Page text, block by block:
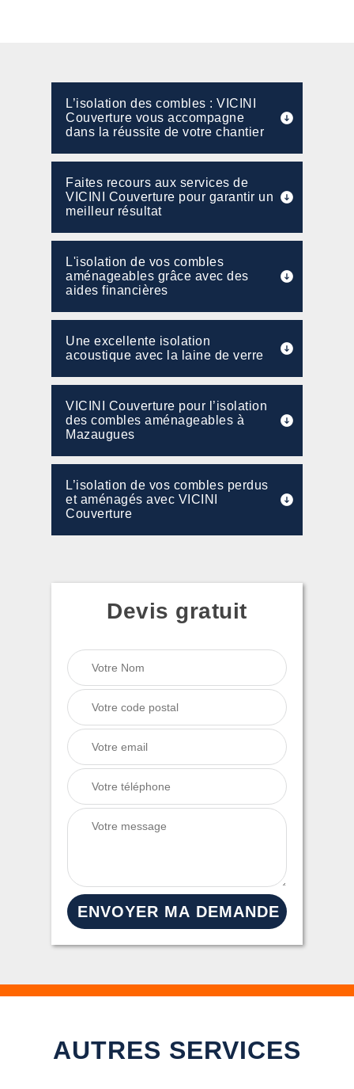
L’isolation des combles : VICINI
Couverture vous accompagne
dans la réussite de votre chantier
Faites recours aux services de
VICINI Couverture pour garantir un
meilleur résultat
L'isolation de vos combles
aménageables grâce avec des
aides financières
Une excellente isolation
acoustique avec la laine de verre
VICINI Couverture pour l’isolation
des combles aménageables à
Mazaugues
L’isolation de vos combles perdus
et aménagés avec VICINI
Couverture
Devis gratuit
AUTRES SERVICES